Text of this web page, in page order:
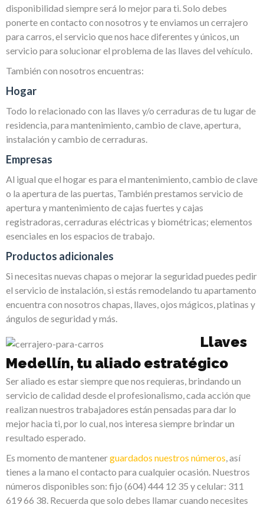
disponibilidad siempre será lo mejor para ti. Solo debes
ponerte en contacto con nosotros y te enviamos un cerrajero
para carros, el servicio que nos hace diferentes y únicos, un
servicio para solucionar el problema de las llaves del vehículo.
También con nosotros encuentras:
Hogar
Todo lo relacionado con las llaves y/o cerraduras de tu lugar de
residencia, para mantenimiento, cambio de clave, apertura,
instalación y cambio de cerraduras.
Empresas
Al igual que el hogar es para el mantenimiento, cambio de clave
o la apertura de las puertas, También prestamos servicio de
apertura y mantenimiento de cajas fuertes y cajas
registradoras, cerraduras eléctricas y biométricas; elementos
esenciales en los espacios de trabajo.
Productos adicionales
Si necesitas nuevas chapas o mejorar la seguridad puedes pedir
el servicio de instalación, si estás remodelando tu apartamento
encuentra con nosotros chapas, llaves, ojos mágicos, platinas y
ángulos de seguridad y más.
Llaves
Medellín, tu aliado estratégico
Ser aliado es estar siempre que nos requieras, brindando un
servicio de calidad desde el profesionalismo, cada acción que
realizan nuestros trabajadores están pensadas para dar lo
mejor hacia ti, por lo cual, nos interesa siempre brindar un
resultado esperado.
Es momento de mantenerguardados nuestros números, así
tienes a la mano el contacto para cualquier ocasión. Nuestros
números disponibles son: fijo (604) 444 12 35 y celular: 311
619 66 38. Recuerda que solo debes llamar cuando necesites